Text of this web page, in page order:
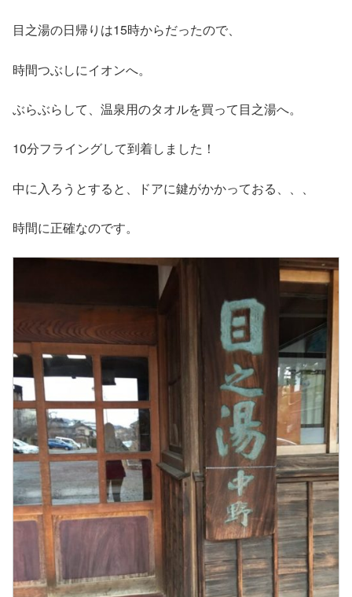
目之湯の日帰りは15時からだったので、
時間つぶしにイオンへ。
ぶらぶらして、温泉用のタオルを買って目之湯へ。
10分フライングして到着しました！
中に入ろうとすると、ドアに鍵がかかっておる、、、
時間に正確なのです。